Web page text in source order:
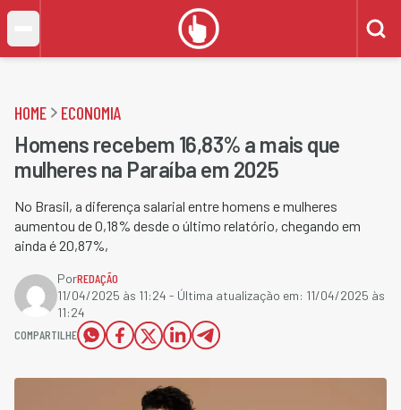
HOME ECONOMIA
Homens recebem 16,83% a mais que
mulheres na Paraíba em 2025
No Brasil, a diferença salarial entre homens e mulheres
aumentou de 0,18% desde o último relatório, chegando em
ainda é 20,87%,
PorREDAÇÃO
11/04/2025 às 11:24 - Última atualização em: 11/04/2025 às
11:24
COMPARTILHE